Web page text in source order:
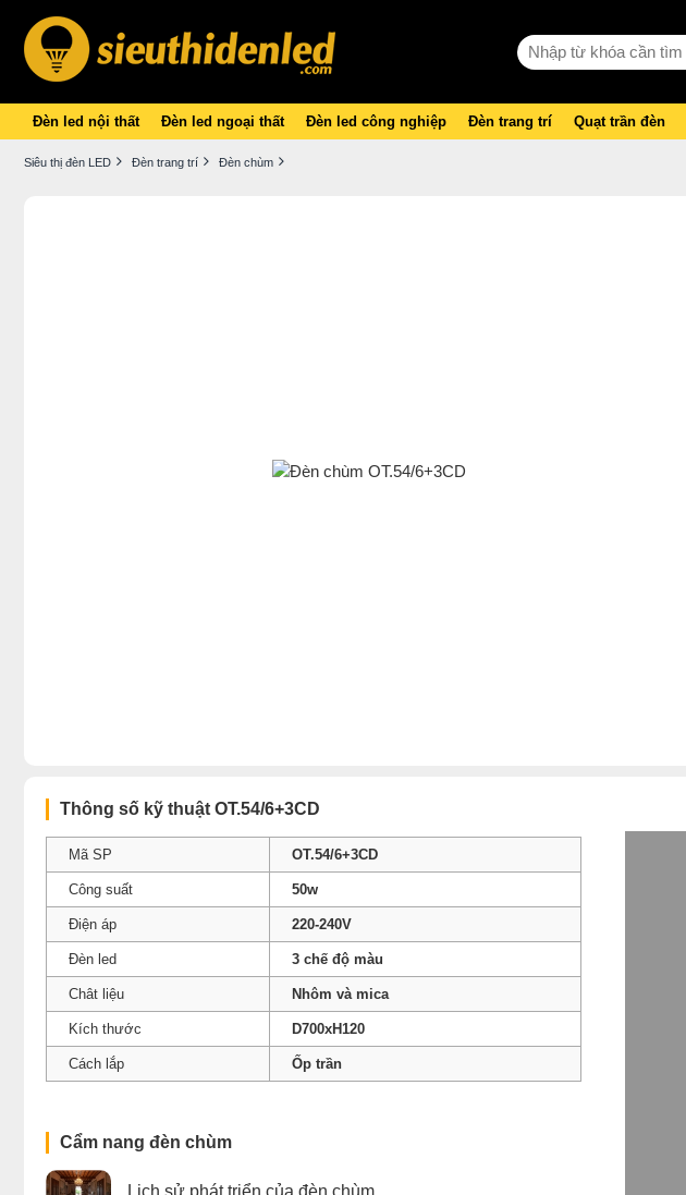
Đèn led nội thất Đèn led ngoại thất Đèn led công nghiệp Đèn trang trí Quạt trần đèn
Siêu thị đèn LED Đèn trang trí Đèn chùm
Thông số kỹ thuật OT.54/6+3CD
Mã SP OT.54/6+3CD
Công suất 50w
Điện áp 220-240V
Đèn led 3 chế độ màu
Chât liệu Nhôm và mica
Kích thước D700xH120
Cách lắp Ốp trần
Cẩm nang đèn chùm
Lịch sử phát triển của đèn chùm